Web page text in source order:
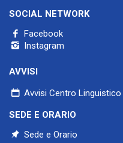
SOCIAL NETWORK
Facebook
Instagram
AVVISI
Avvisi Centro Linguistico
SEDE E ORARIO
Sede e Orario